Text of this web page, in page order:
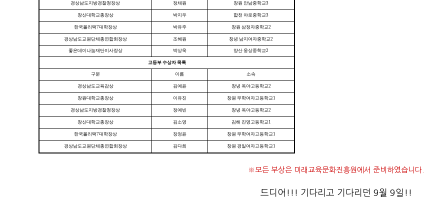
경상남도지방경찰청장상 정채원 창원 안남중학교3
창신대학교총장상 박지우 합천 야로중학교3
한국폴리택7대학장상 박유주 창원 삼정자중학교2
경상남도교원단체총연합회장상 조혜원 창녕 남지여자중학교2
좋은데이나눔재단이사장상 박상욱 양산 웅상중학교2
고등부 수상자 목록
구분 이름 소속
경상남도교육감상 김예윤 창녕 옥야고등학교2
창원대학교총장상 이유진 창원 무학여자고등학교1
경상남도지방경찰청장상 정예빈 창녕 옥야고등학교2
창신대학교총장상 김소영 김해 진영고등학교1
한국폴리택7대학장상 장정윤 창원 무학여자고등학교1
경상남도교원단체총연합회장상 김다희 창원 경일여자고등학교1
※모든 부상은 미래교육문화진흥원에서 준비하였습니다.
드디어!!! 기다리고 기다리던 9월 9일!!